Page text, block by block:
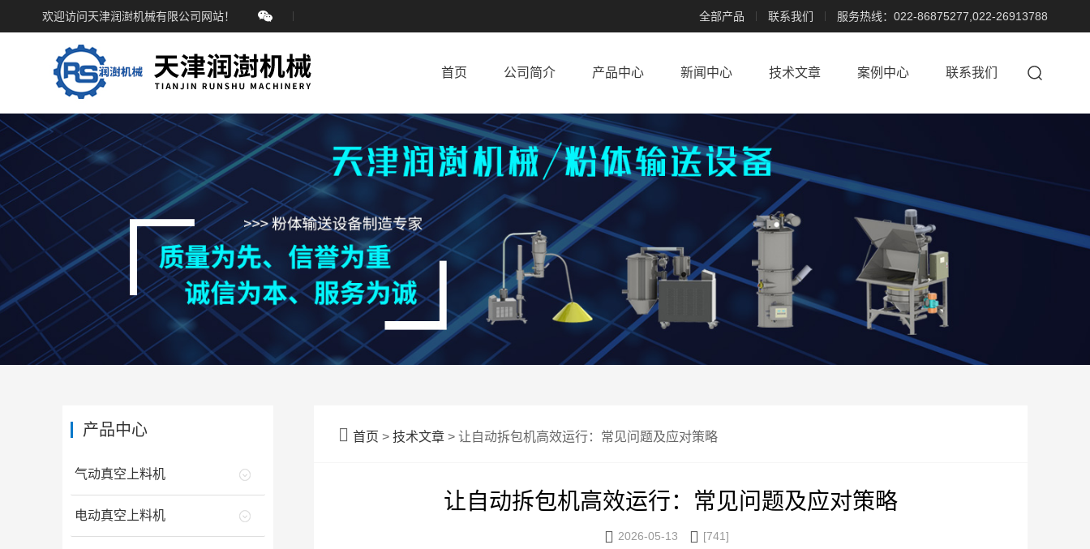
欢迎访问天津润澍机械有限公司网站！ 全部产品 联系我们 服务热线：022-86875277,022-26913788
首页 公司简介 产品中心 新闻中心 技术文章 案例中心 联系我们
 首页 > 技术文章 > 让自动拆包机高效运行：常见问题及应对策略
让自动拆包机高效运行：常见问题及应对策略
 2026-05-13  [741]
产品中心
气动真空上料机
电动真空上料机